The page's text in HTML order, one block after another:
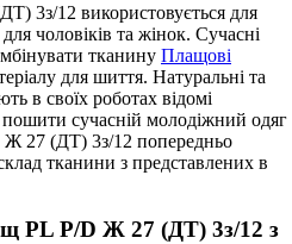
3з/12 використовується для
чоловіків та жінок. Сучасні
тканину Плащові
для шиття. Натуральні та
в своїх роботах відомі
сучасній молодіжний одяг
27 (ДТ) 3з/12 попередньо
тканини з представлених в
PL P/D Ж 27 (ДТ) 3з/12 з